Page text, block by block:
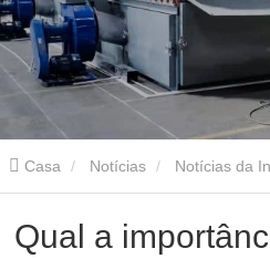
Casa Notícias Notícias da
de um sistema de classificação de
Qual a